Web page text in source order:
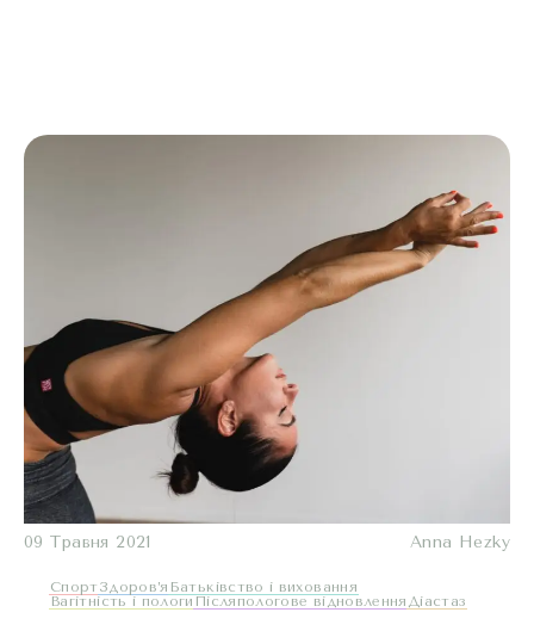
09 Травня 2021 Anna Hezky
Спорт Здоров’я Батьківство і виховання
Вагітність і пологи Післяпологове відновлення Діастаз